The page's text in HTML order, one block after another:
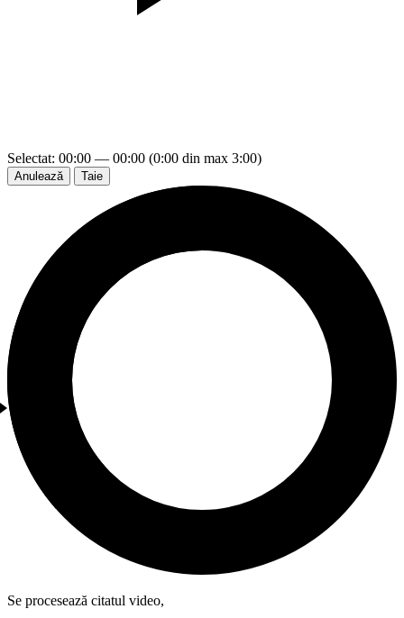
Selectat: 00:00 — 00:00 (0:00 din max 3:00)
Anulează Taie
Se procesează citatul video,